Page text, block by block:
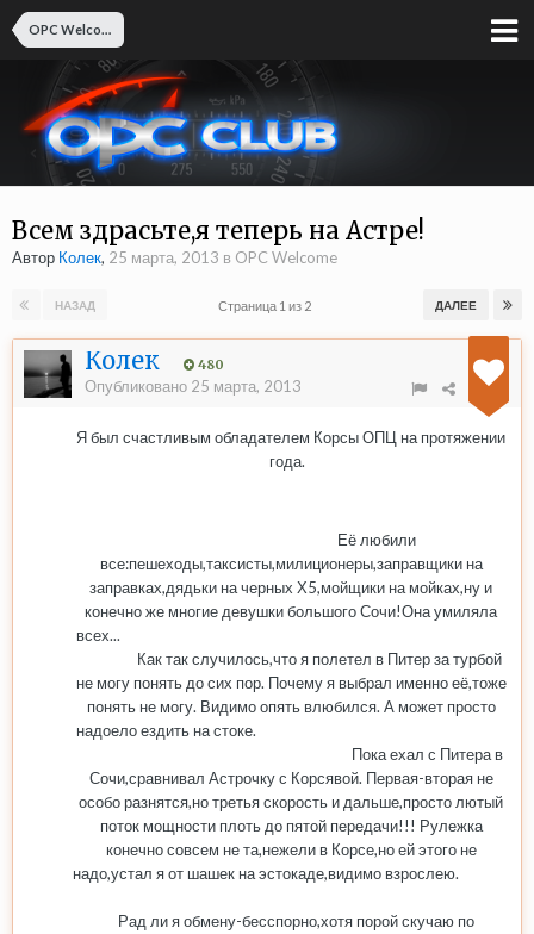
OPC Welcome
Всем здрасьте,я теперь на Астре!
Автор Колек, 25 марта, 2013 в OPC Welcome
НАЗАД ДАЛЕЕ
Страница 1 из 2
Колек 480
Опубликовано 25 марта, 2013
Я был счастливым обладателем Корсы ОПЦ на протяжении
года.
Её любили
все:пешеходы,таксисты,милиционеры,заправщики на
заправках,дядьки на черных Х5,мойщики на мойках,ну и
конечно же многие девушки большого Сочи!Она умиляла
всех...
Как так случилось,что я полетел в Питер за турбой
не могу понять до сих пор. Почему я выбрал именно её,тоже
понять не могу. Видимо опять влюбился. А может просто
надоело ездить на стоке.
Пока ехал с Питера в
Сочи,сравнивал Астрочку с Корсявой. Первая-вторая не
особо разнятся,но третья скорость и дальше,просто лютый
поток мощности плоть до пятой передачи!!! Рулежка
конечно совсем не та,нежели в Корсе,но ей этого не
надо,устал я от шашек на эстокаде,видимо взрослею.
Рад ли я обмену-бесспорно,хотя порой скучаю по